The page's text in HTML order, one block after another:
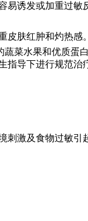
诱发或加重过
肤红肿和灼热
菜水果和优质
导下进行规范治
刺激及食物过敏